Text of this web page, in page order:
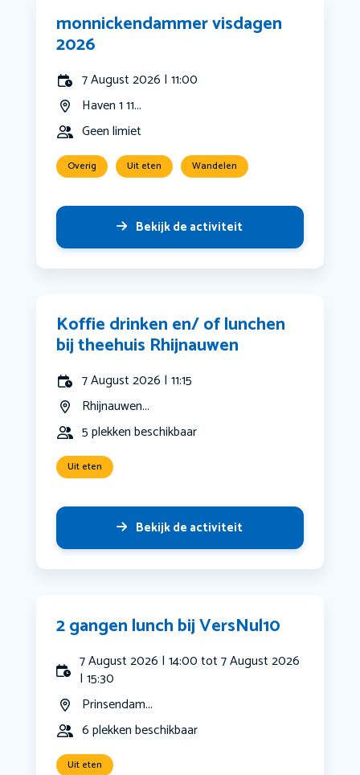
monnickendammer visdagen
2026
7 August 2026 | 11:00
Haven 1 11...
Geen limiet
Overig Uit eten Wandelen
Bekijk de activiteit
Koffie drinken en/ of lunchen
bij theehuis Rhijnauwen
7 August 2026 | 11:15
Rhijnauwen...
5 plekken beschikbaar
Uit eten
Bekijk de activiteit
2 gangen lunch bij VersNul10
7 August 2026 | 14:00 tot 7 August 2026
| 15:30
Prinsendam...
6 plekken beschikbaar
Uit eten